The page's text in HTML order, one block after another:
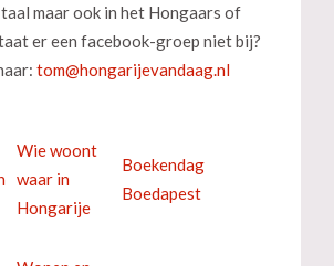
maar ook in het Hongaars of
er een facebook-groep niet bij?
Wie woont
waar in
Hongarije
Boekendag
Boedapest